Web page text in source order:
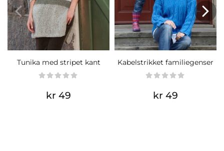
Tunika med stripet kant
kr 49
Kabelstrikket familiegenser
kr 49